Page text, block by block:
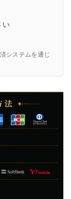
い
システムを通じ